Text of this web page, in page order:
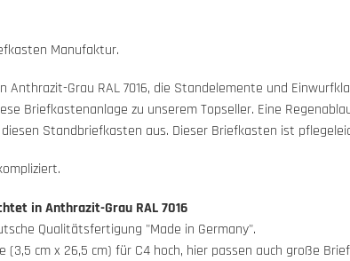
Manufaktur.
Grau RAL 7016, die Standelemente und
Briefkastenanlage zu unserem Topseller. Eine
Standbriefkasten aus. Dieser Briefkasten ist
in Anthrazit-Grau RAL 7016
Qualitätsfertigung "Made in Germany".
cm x 26,5 cm) für C4 hoch, hier passen auch große